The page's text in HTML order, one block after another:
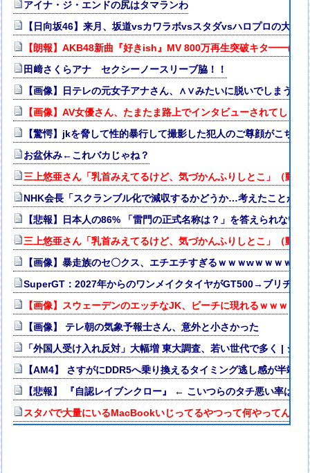
アイナ・ジ・エンドの尻はタマランわ
【日向坂46】来月、坂道vsカワラボvsスタダvsハロプロの大激戦
【朗報】AKB48新曲『好きish』MV 800万再生突破キタ
田﨑さくらアナ セクシーノースリーブ脇！！
【画像】日テレの元女子アナさん、∧∨みたいに脱いでしまうｗ
【画像】AV女優さん、たまたま路上でインタビューされてしま
【驚愕】jkを脅して性的暴行して撮影した犯人のご尊顔がこちら
お盆休み←これバカじゃね？
三上悠亜さん「乳首みえてるけど、気づかんふりしとこ」（動画
NHK会長「スクランブル化で減収するかどうか…考えたことが
【悲報】日本人の86% 「雷門の正式名称は？」を答えられない
三上悠亜さん「乳首みえてるけど、気づかんふりしとこ」（動画
【画像】暴走族のセ〇クス、エチエチすぎるｗｗｗwｗｗｗｗｗ
SuperGT：2027年からのワンメイクタイヤがGT500→ブリヂス
【画像】スウェーデンのエッチなJK、ビーチに現れるｗｗｗ
【画像】 テレ朝の気象予報士さん、意外と小さかった
「外国人受け入れ反対」大幅増 東大調査、若い世代で多く | ジ
【AM4】 さすがにDDR5へ乗り換えるタイミング逃し感が半端な
【悲報】 『自認レイブンクロー』 ← こいつらのタチ悪い率は異
スタバで大量にいるMacBookいじってるやつって何やってんの？